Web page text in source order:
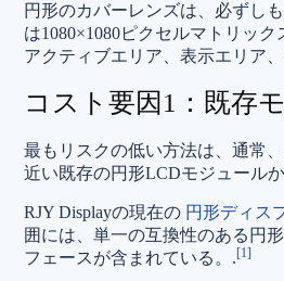
円形のカバーレンズは、必ずし
は1080×1080ピクセルマトリッ
アクティブエリア、表示エリア
コスト要因1：既存
最もリスクの低い方法は、通常
近い既存の円形LCDモジュール
RJY Displayの現在の 円形ディス
囲には、単一の互換性のある円
フェースが含まれている。.[1]